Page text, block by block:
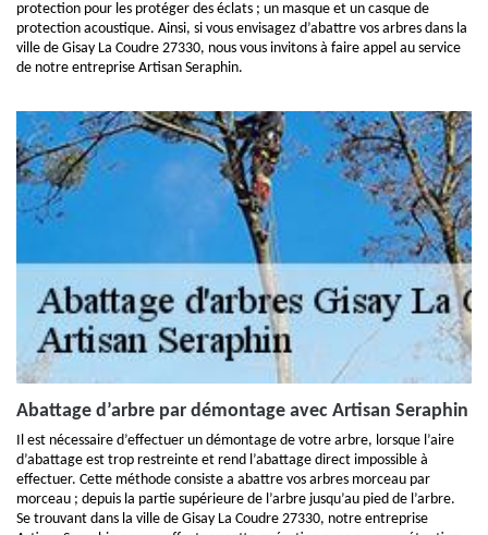
protection pour les protéger des éclats ; un masque et un casque de
protection acoustique. Ainsi, si vous envisagez d’abattre vos arbres dans la
ville de Gisay La Coudre 27330, nous vous invitons à faire appel au service
de notre entreprise Artisan Seraphin.
Abattage d’arbre par démontage avec Artisan Seraphin
Il est nécessaire d’effectuer un démontage de votre arbre, lorsque l’aire
d’abattage est trop restreinte et rend l’abattage direct impossible à
effectuer. Cette méthode consiste a abattre vos arbres morceau par
morceau ; depuis la partie supérieure de l’arbre jusqu’au pied de l’arbre.
Se trouvant dans la ville de Gisay La Coudre 27330, notre entreprise